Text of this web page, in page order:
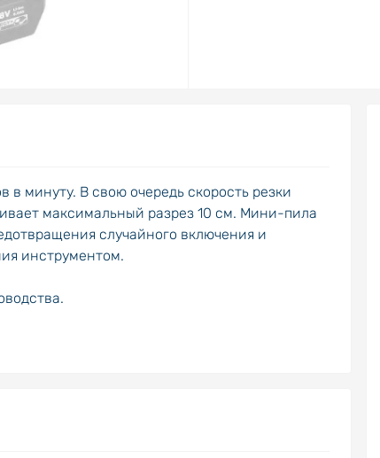
в минуту. В свою очередь скорость резки
максимальный разрез 10 см. Мини-пила
случайного включения и
инструментом.